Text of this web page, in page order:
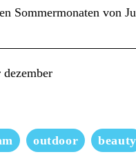
Sommermonaten von
dezember
outdoor beauty